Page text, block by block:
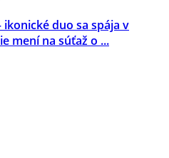
ikonické duo sa spája v
mení na súťaž o ...